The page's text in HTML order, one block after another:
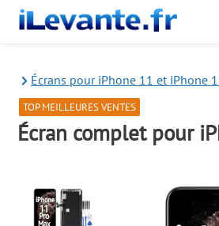
Écrans pour iPhone 11 et iPhone
TOP MEILLEURES VENTES
Écran complet pour